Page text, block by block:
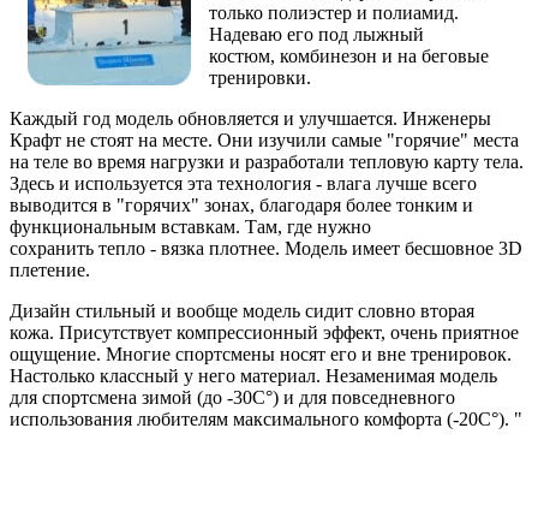
только полиэстер и полиамид.
Надеваю его под лыжный
костюм, комбинезон и на беговые
тренировки.
Каждый год модель обновляется и улучшается. Инженеры
Крафт не стоят на месте. Они изучили самые "горячие" места
на теле во время нагрузки и разработали тепловую карту тела.
Здесь и используется эта технология - влага лучше всего
выводится в "горячих" зонах, благодаря более тонким и
функциональным вставкам. Там, где нужно
сохранить тепло - вязка плотнее. Модель имеет бесшовное 3D
плетение.
Дизайн стильный и вообще модель сидит словно вторая
кожа. Присутствует компрессионный эффект, очень приятное
ощущение. Многие спортсмены носят его и вне тренировок.
Настолько классный у него материал. Незаменимая модель
для спортсмена зимой (до -30С°) и для повседневного
использования любителям максимального комфорта (-20С°). "